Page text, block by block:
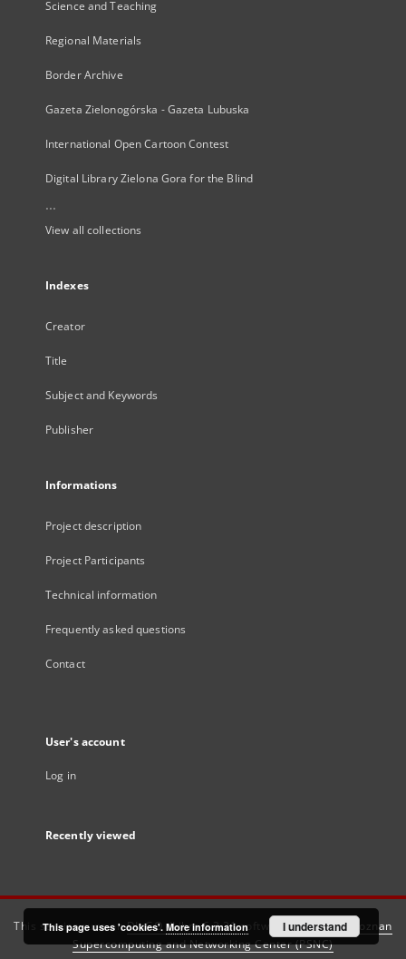
Science and Teaching
Regional Materials
Border Archive
Gazeta Zielonogórska - Gazeta Lubuska
International Open Cartoon Contest
Digital Library Zielona Gora for the Blind
...
View all collections
Indexes
Creator
Title
Subject and Keywords
Publisher
Informations
Project description
Project Participants
Technical information
Frequently asked questions
Contact
User's account
Log in
Recently viewed
This service runs onDInGO dLibra 6.3.21software created by
Poznan
Supercomputing and Networking Center (PSNC)
This page uses 'cookies'. More information I understand